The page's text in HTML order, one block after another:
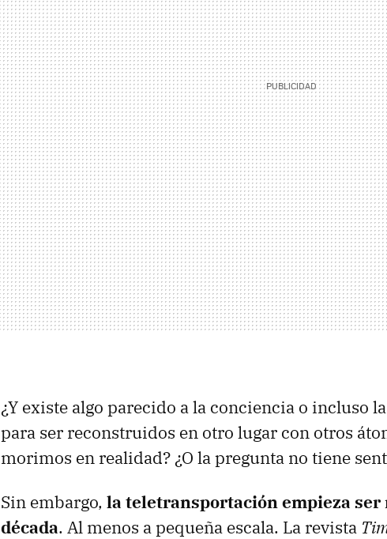
¿Y existe algo parecido a la conciencia o incluso
para ser reconstruidos en otro lugar con otros
morimos en realidad? ¿O la pregunta no tiene
Sin embargo, la teletransportación empieza ser
década. Al menos a pequeña escala. La revista